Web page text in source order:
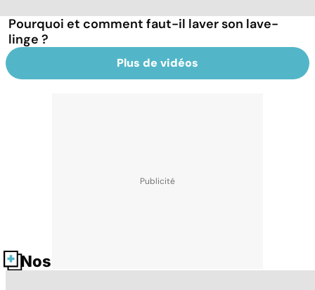
Pourquoi et comment faut-il laver son lave-
linge ?
Plus de vidéos
Nos fiches santé